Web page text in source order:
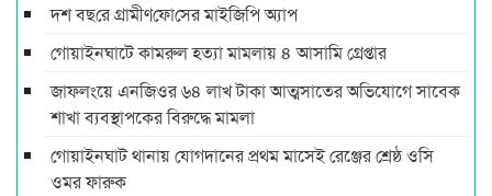
দশ বছ‌রে গ্রামীণ‌ফো‌সের মাইজিপি অ্যাপ
গোয়াইনঘাটে কামরুল হত্যা মামলায় ৪ আসামি গ্রেপ্তার
জাফলংয়ে এনজিওর ৬৪ লাখ টাকা আত্মসাতের অভিযোগে সাবেক
শাখা ব্যবস্থাপকের বিরুদ্ধে মামলা
গোয়াইনঘাট থানায় যোগদানের প্রথম মাসেই রেঞ্জের শ্রেষ্ঠ ওসি
ওমর ফারুক